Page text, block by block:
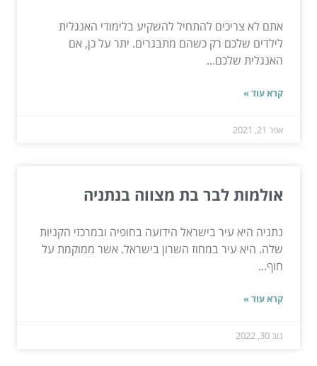
אתם לא צריכים להתחיל להשקיע בלימודי האנגלית
לילדים שלכם רק כשהם מתבגרים. יתר על כן, אם
האנגלית שלכם...
קרא עוד »
אפר 21, 2021
אולמות לבר בת מצווה בנתניה
נתניה היא עיר בישראל הידועה בחופיה ובמרכזי הקניות
שלה. היא עיר במחוז השרון בישראל. אשר ממוקמת על
חוף...
קרא עוד »
נוב 30, 2022